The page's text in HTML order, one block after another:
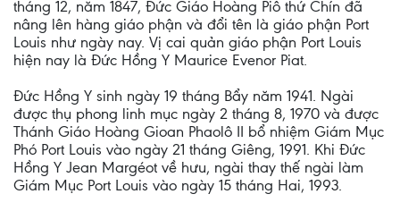
tháng 12, năm 1847, Đức Giáo Hoàng Piô thứ Chín đã
nâng lên hàng giáo phận và đổi tên là giáo phận Port
Louis như ngày nay. Vị cai quản giáo phận Port Louis
hiện nay là Đức Hồng Y Maurice Evenor Piat.
Đức Hồng Y sinh ngày 19 tháng Bẩy năm 1941. Ngài
được thụ phong linh mục ngày 2 tháng 8, 1970 và được
Thánh Giáo Hoàng Gioan Phaolô II bổ nhiệm Giám Mục
Phó Port Louis vào ngày 21 tháng Giêng, 1991. Khi Đức
Hồng Y Jean Margéot về hưu, ngài thay thế ngài làm
Giám Mục Port Louis vào ngày 15 tháng Hai, 1993.